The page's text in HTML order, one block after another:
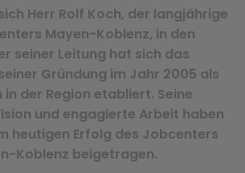
Herr Rolf Koch, der langjährige
Mayen-Koblenz, in den
seiner Leitung hat sich das
Gründung im Jahr 2005 als
der Region etabliert. Seine
und engagierte Arbeit haben
heutigen Erfolg des Jobcenters
Koblenz beigetragen.